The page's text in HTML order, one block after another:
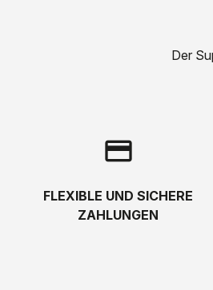
Der
credit_card
FLEXIBLE UND SICHERE
ZAHLUNGEN